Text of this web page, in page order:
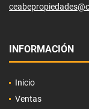
INFORMACIÓN
Inicio
Ventas